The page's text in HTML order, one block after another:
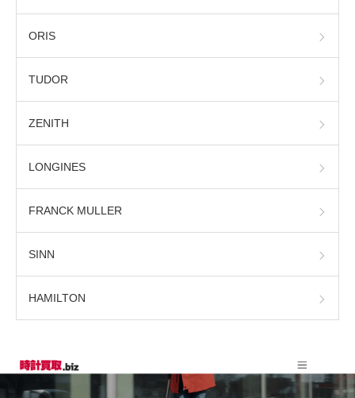
ORIS
TUDOR
ZENITH
LONGINES
FRANCK MULLER
SINN
HAMILTON